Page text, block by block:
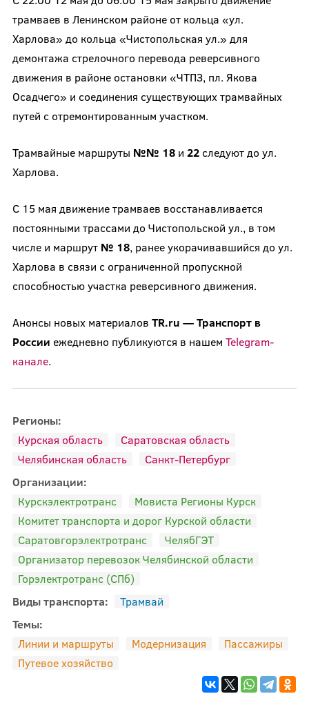
трамваев в Ленинском районе от кольца «ул.
Харлова» до кольца «Чистопольская ул.» для
демонтажа стрелочного перевода реверсивного
движения в районе остановки «ЧТПЗ, пл. Якова
Осадчего» и соединения существующих трамвайных
путей с отремонтированным участком.
Трамвайные маршруты №№ 18и 22следуют до ул.
Харлова.
С 15 мая движение трамваев восстанавливается
постоянными трассами до Чистопольской ул., в том
числе и маршрут № 18, ранее укорачивавшийся до ул.
Харлова в связи с ограниченной пропускной
способностью участка реверсивного движения.
Анонсы новых материалов TR.ru — Транспорт в
России ежедневно публикуются в нашем Telegram-
канале.
Регионы:
Курская область
Саратовская область
Челябинская область
Санкт-Петербург
Организации:
Курскэлектротранс
Мовиста Регионы Курск
Комитет транспорта и дорог Курской области
Саратовгорэлектротранс
ЧелябГЭТ
Организатор перевозок Челябинской области
Горэлектротранс (СПб)
Виды транспорта:
Трамвай
Темы:
Линии и маршруты
Модернизация
Пассажиры
Путевое хозяйство